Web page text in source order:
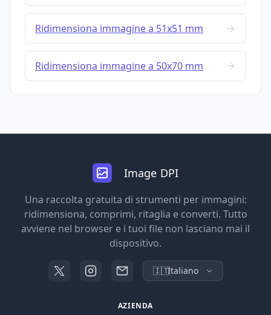
Ridimensiona immagine a 51x51 mm
Ridimensiona immagine a 50x70 mm
Image DPI
Una raccolta gratuita di strumenti per immagini:
ridimensiona, comprimi, ritaglia e converti. Tutto
avviene nel browser e i tuoi file non lasciano mai il
dispositivo.
🇮🇹Italiano
AZIENDA